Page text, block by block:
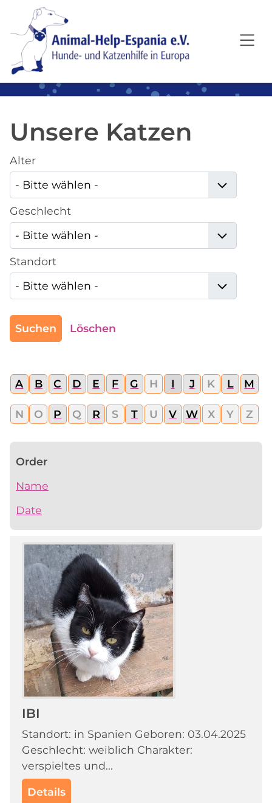
SKIP TO MAIN CONTENT
Unsere Katzen
Alter
Geschlecht
Standort
Suchen Löschen
A B C D E F G H I J K L M
N O P Q R S T U V W X Y Z
Order
Name
Date
IBI
Standort: in Spanien Geboren: 03.04.2025
Geschlecht: weiblich Charakter:
verspieltes und...
Details